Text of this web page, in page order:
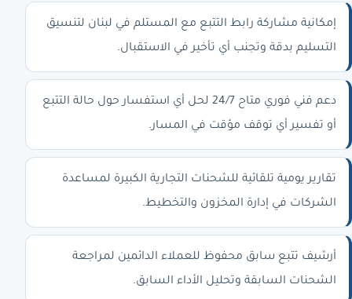
إمكانية مشاركة رابط التتبع مع المستلم في لبنان لتنسيق
التسليم بدقة وتجنب أي تأخير في الاستقبال.
دعم فني فوري متاح 24/7 لحل أي استفسار حول حالة التتبع
أو تفسير أي توقف مؤقت في المسار.
تقارير يومية تلقائية للشحنات التجارية الكبيرة لمساعدة
الشركات في إدارة المخزون والتخطيط.
أرشيف تتبع سابق محفوظ للعملاء الدائمين لمراجعة
الشحنات السابقة وتحليل الأداء السابق.